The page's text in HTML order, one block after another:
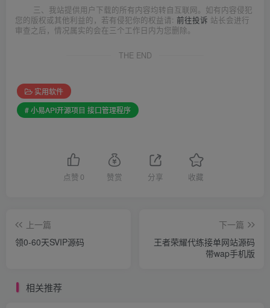
三、我站提供用户下载的所有内容均转自互联网。如有内容侵犯
您的版权或其他利益的，若有侵犯你的权益请: 前往投诉 站长会进行
审查之后，情况属实的会在三个工作日内为您删除。
THE END
实用软件
# 小易API开源项目 接口管理程序
点赞 0 赞赏 分享 收藏
上一篇
领0-60天SVIP源码
下一篇
王者荣耀代练接单网站源码
带wap手机版
相关推荐